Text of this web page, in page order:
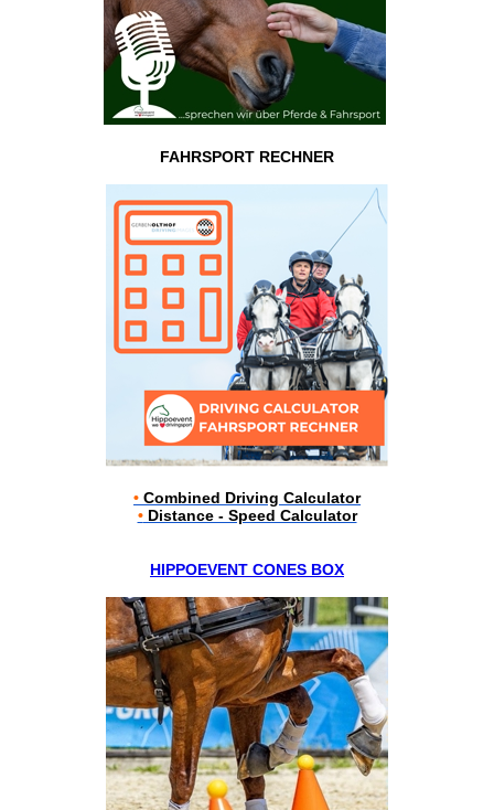
FAHRSPORT RECHNER
• Combined Driving Calculator
•Distance - Speed Calculator
HIPPOEVENT CONES BOX